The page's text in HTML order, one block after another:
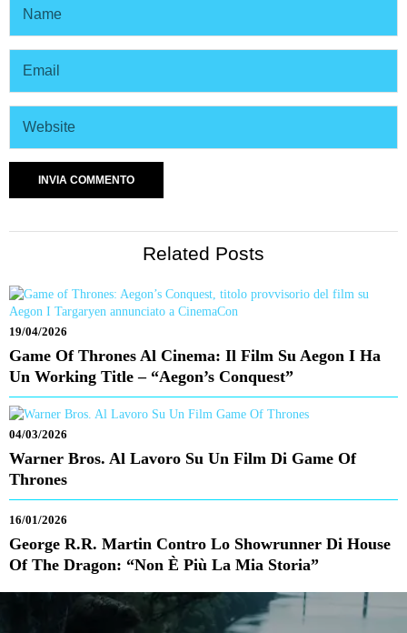
Related Posts
19/04/2026
Game Of Thrones Al Cinema: Il Film Su Aegon I Ha
Un Working Title – “Aegon’s Conquest”
04/03/2026
Warner Bros. Al Lavoro Su Un Film Di Game Of
Thrones
16/01/2026
George R.R. Martin Contro Lo Showrunner Di House
Of The Dragon: “Non È Più La Mia Storia”